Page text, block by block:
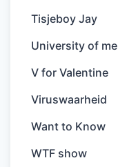
Tisjeboy Jay
University of me
V for Valentine
Viruswaarheid
Want to Know
WTF show